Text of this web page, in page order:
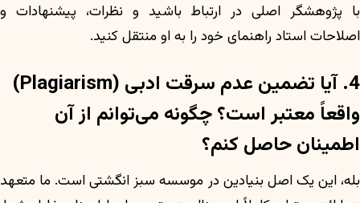
با پژوهشگر اصلی در ارتباط باشید و نظرات، پیشنهادات و
اصلاحات استاد راهنمای خود را به او منتقل کنید.
4. آیا تضمین عدم سرقت ادبی (Plagiarism)
واقعاً معتبر است؟ چگونه می‌توانم از آن
اطمینان حاصل کنم؟
بله، این یک اصل بنیادین در موسسه سبز انگشتی است. ما متعهد